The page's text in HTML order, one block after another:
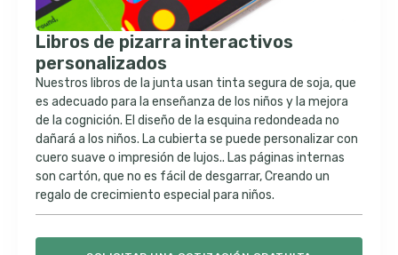
Libros de pizarra interactivos
personalizados
Nuestros libros de la junta usan tinta segura de soja, que
es adecuado para la enseñanza de los niños y la mejora
de la cognición. El diseño de la esquina redondeada no
dañará a los niños. La cubierta se puede personalizar con
cuero suave o impresión de lujos.. Las páginas internas
son cartón, que no es fácil de desgarrar, Creando un
regalo de crecimiento especial para niños.